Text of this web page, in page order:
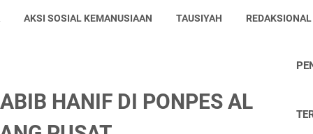
AKSI SOSIAL KEMANUSIAAN TAUSIYAH REDAKSIONAL
HANIF DI PONPES AL